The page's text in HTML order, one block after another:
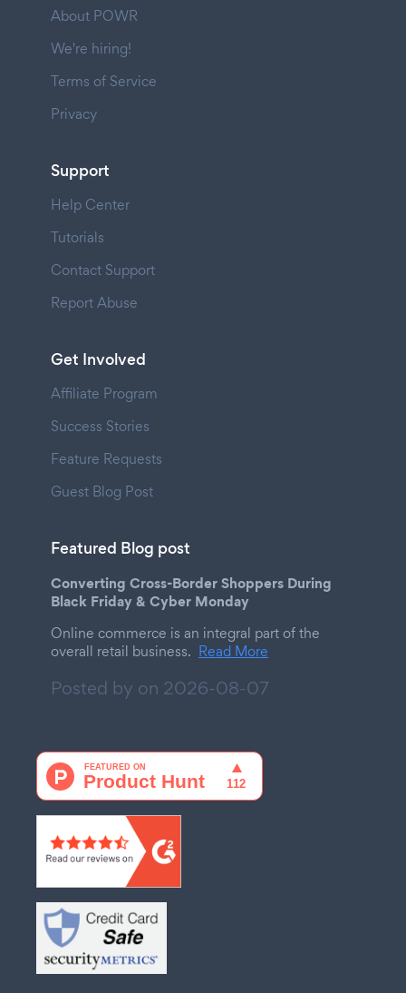
About POWR
We're hiring!
Terms of Service
Privacy
Support
Help Center
Tutorials
Contact Support
Report Abuse
Get Involved
Affiliate Program
Success Stories
Feature Requests
Guest Blog Post
Featured Blog post
Converting Cross-Border Shoppers During
Black Friday & Cyber Monday
Online commerce is an integral part of the
overall retail business. Read More
Posted by on 2026-08-07